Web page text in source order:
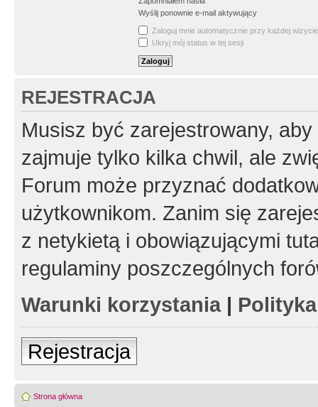
Wyślij ponownie e-mail aktywujący
Zaloguj mnie automatycznie przy każdej wizycie
Ukryj mój status w tej sesji
REJESTRACJA
Musisz być zarejestrowany,
zajmuje tylko kilka chwil, ale
Forum może przyznać
użytkownikom. Zanim się
z netykietą i obowiązującymi
regulaminy poszczególnych
Warunki korzystania|
Rejestracja
Strona główna